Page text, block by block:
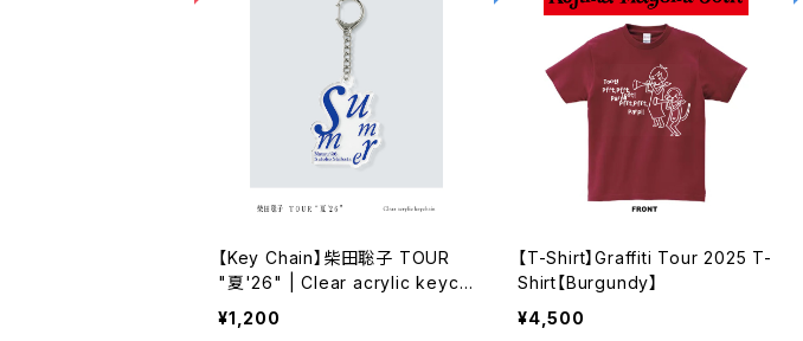
【Key Chain】柴田聡子 TOUR
"夏'26" | Clear acrylic keych
ain
¥1,200
【T-Shirt】Graffiti Tour 2025 T-
Shirt【Burgundy】
¥4,500